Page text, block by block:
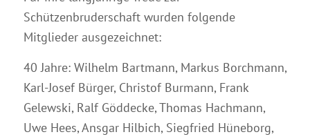
Schützenbruderschaft wurden folgende
Mitglieder ausgezeichnet:
40 Jahre: Wilhelm Bartmann, Markus Borchmann,
Karl-Josef Bürger, Christof Burmann, Frank
Gelewski, Ralf Göddecke, Thomas Hachmann,
Uwe Hees, Ansgar Hilbich, Siegfried Hüneborg,